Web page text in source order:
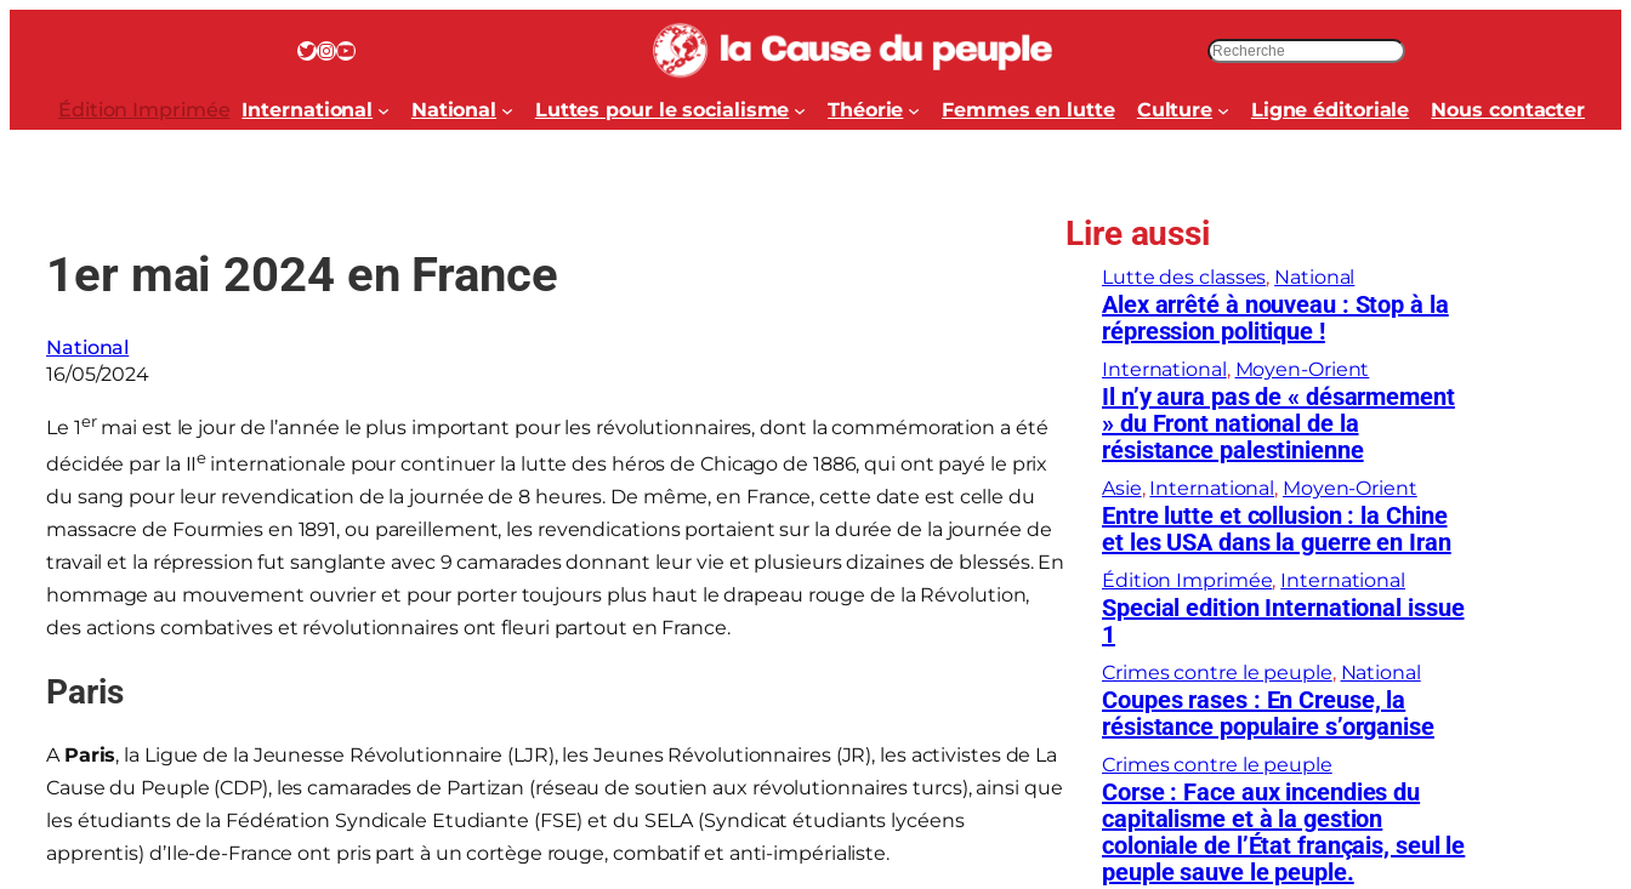
Twitter InstagramYouTube
c
h
h
r
Édition Imprimée International National Luttes pour le socialisme Théorie Femmes en lutte Culture Ligne éditoriale Nous contacter
1er mai 2024 en France
National
16/05/2024
Le 1ermai est le jour de l’année le plus important pour les révolutionnaires, dont la commémoration a été
décidée par la IIe internationale pour continuer la lutte des héros de Chicago de 1886, qui ont payé le prix
du sang pour leur revendication de la journée de 8 heures. De même, en France, cette date est celle du
massacre de Fourmies en 1891, ou pareillement, les revendications portaient sur la durée de la journée de
travail et la répression fut sanglante avec 9 camarades donnant leur vie et plusieurs dizaines de blessés. En
hommage au mouvement ouvrier et pour porter toujours plus haut le drapeau rouge de la Révolution,
des actions combatives et révolutionnaires ont fleuri partout en France.
Paris
A Paris, la Ligue de la Jeunesse Révolutionnaire (LJR), les Jeunes Révolutionnaires (JR), les activistes de La
Cause du Peuple (CDP), les camarades de Partizan (réseau de soutien aux révolutionnaires turcs), ainsi que
les étudiants de la Fédération Syndicale Etudiante (FSE) et du SELA (Syndicat étudiants lycéens
apprentis) d’Ile-de-France ont pris part à un cortège rouge, combatif et anti-impérialiste.
Lire aussi
Lutte des classes, National
Alex arrêté à nouveau : Stop à la
répression politique !
International, Moyen-Orient
Il n’y aura pas de « désarmement
» du Front national de la
résistance palestinienne
Asie, International, Moyen-Orient
Entre lutte et collusion : la Chine
et les USA dans la guerre en Iran
Édition Imprimée, International
Special edition International issue
1
Crimes contre le peuple, National
Coupes rases : En Creuse, la
résistance populaire s’organise
Crimes contre le peuple
Corse : Face aux incendies du
capitalisme et à la gestion
coloniale de l’État français, seul le
peuple sauve le peuple.